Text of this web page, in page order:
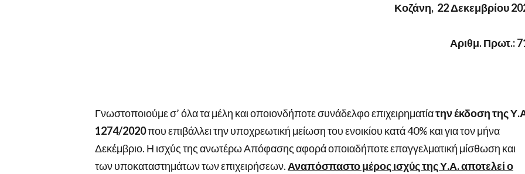
Κοζάνη, 22 Δεκεμβρίου
Αριθμ. Πρωτ.:
Γνωστοποιούμε σ’ όλα τα μέλη και οποιονδήποτε συνάδελφο επιχειρηματίατην έκδοση της
1274/2020που επιβάλλει την υποχρεωτική μείωση του ενοικίου κατά 40% και για τον μήνα
Δεκέμβριο. Η ισχύς της ανωτέρω Απόφασης αφορά οποιαδήποτε επαγγελματική μίσθωση και
των υποκαταστημάτων των επιχειρήσεων. Αναπόσπαστο μέρος ισχύς της Υ.Α. αποτελεί ο